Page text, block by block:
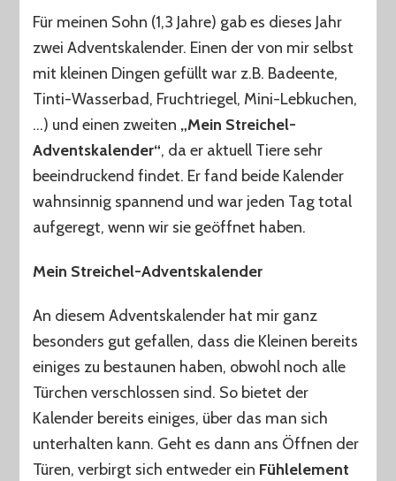
Für meinen Sohn (1,3 Jahre) gab es dieses Jahr
zwei Adventskalender. Einen der von mir selbst
mit kleinen Dingen gefüllt war z.B. Badeente,
Tinti-Wasserbad, Fruchtriegel, Mini-Lebkuchen,
…) und einen zweiten „Mein Streichel-
Adventskalender“, da er aktuell Tiere sehr
beeindruckend findet. Er fand beide Kalender
wahnsinnig spannend und war jeden Tag total
aufgeregt, wenn wir sie geöffnet haben.
Mein Streichel-Adventskalender
An diesem Adventskalender hat mir ganz
besonders gut gefallen, dass die Kleinen bereits
einiges zu bestaunen haben, obwohl noch alle
Türchen verschlossen sind. So bietet der
Kalender bereits einiges, über das man sich
unterhalten kann. Geht es dann ans Öffnen der
Türen, verbirgt sich entweder ein Fühlelement